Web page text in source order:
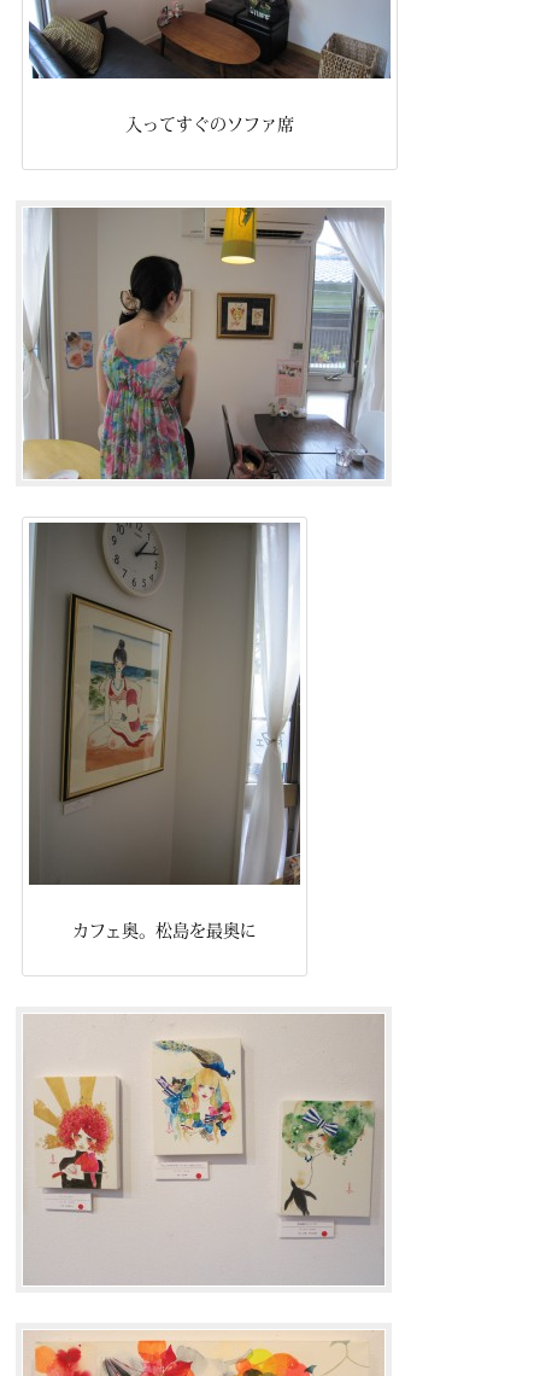
入ってすぐのソファ席
カフェ奥。松島を最奥に